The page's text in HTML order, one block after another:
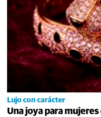
Lujo con carácter
Una joya para